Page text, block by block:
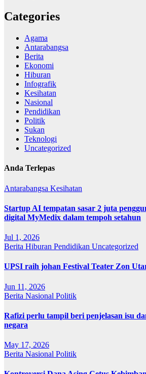
Categories
Agama
Antarabangsa
Berita
Ekonomi
Hiburan
Infografik
Kesihatan
Nasional
Pendidikan
Politik
Sukan
Teknologi
Uncategorized
Anda Terlepas
Antarabangsa Kesihatan
Startup AI tempatan sasar 2 juta
digital MyMedix dalam tempoh setahun
Jul 1, 2026
Berita Hiburan Pendidikan Uncategorized
UPSI raih johan Festival Teater Zon
Jun 11, 2026
Berita Nasional Politik
Rafizi perlu tampil beri penjelasan isu
negara
May 17, 2026
Berita Nasional Politik